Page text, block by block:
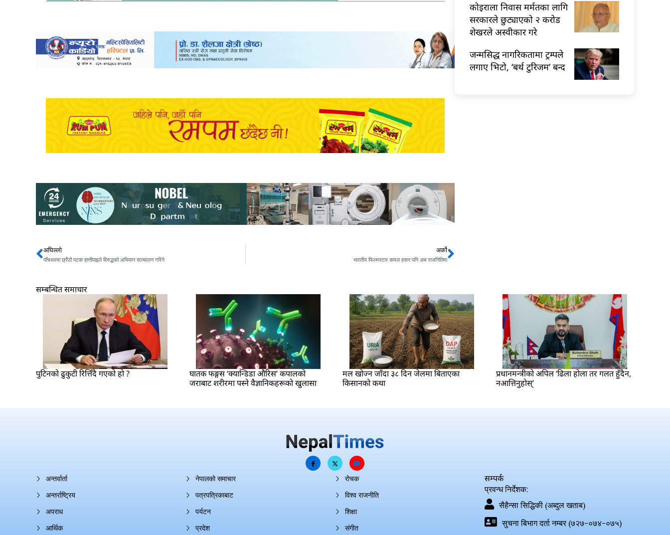
Prev
अघिल्लो
पाँचथरमा छ्रैंठौ पटक हात्तीपाइले विरुद्धको अभियान सञ्चालन गरिने
अर्को
भारतीय फिल्मस्टार कमल हसन पनि अब राजनितिमाNext
कोइराला निवास मर्मतका लागि
सरकारले छुट्याएको २ करोड
शेखरले अस्वीकार गरे
जन्मसिद्ध नागरिकतामा ट्रम्पले
लगाए भिटो, ‘बर्थ टुरिजम’ बन्द
सम्बन्धित समाचार
पुटिनको ढुकुटी रित्तिँदै गएको हो ?
घातक फङ्गस ‘क्यान्डिडा औरिस’ कपालको
जराबाट शरीरमा पस्ने वैज्ञानिकहरूको खुलासा
मल खोज्न जाँदा ३८ दिन जेलमा बिताएका
किसानको कथा
प्रधानमन्त्रीको अपिल ‘ढिला होला तर गलत हुँदैन,
नआत्तिनुहोस्’
अन्तर्वार्ता
अन्तर्राष्ट्रिय
अपराध
आर्थिक
नेपालको समाचार
पत्रपत्रिकाबाट
पर्यटन
प्रदेश
रोचक
विश्व राजनीति
शिक्षा
संगीत
सम्पर्क
प्रवन्ध निर्देशक:
सैहैन्सा सिद्धिकी (अब्दुल खताब)
सुचना बिभाग दर्ता नम्बर (७२७-०७४-०७५)